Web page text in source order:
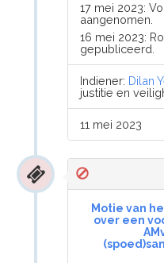
17 mei 2023:
aangenomen.
16 mei 2023:
gepubliceerd.
Indiener: Dilan
justitie en
11 mei 2023
Motie van
over een